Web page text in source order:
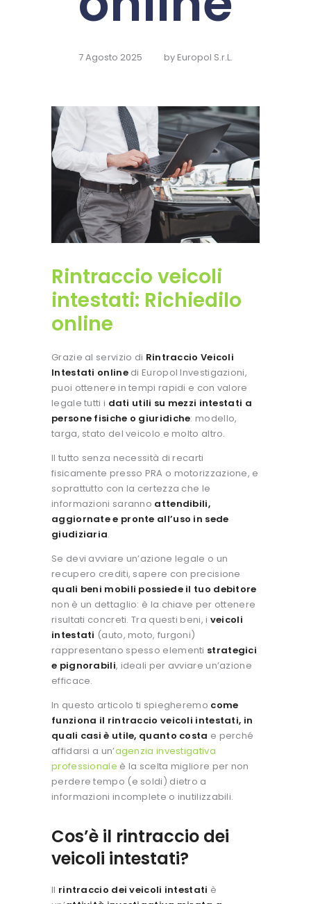
7 Agosto 2025 by Europol S.r.L.
Rintraccio veicoli
intestati: Richiedilo
online
Grazie al servizio di Rintraccio Veicoli
Intestati onlinedi Europol Investigazioni,
puoi ottenere in tempi rapidi e con valore
legale tutti i dati utili su mezzi intestati a
persone fisiche o giuridiche: modello,
targa, stato del veicolo e molto altro.
Il tutto senza necessità di recarti
fisicamente presso PRA o motorizzazione, e
soprattutto con la certezza che le
informazioni saranno attendibili,
aggiornate e pronte all’uso in sede
giudiziaria.
Se devi avviare un’azione legale o un
recupero crediti, sapere con precisione
quali beni mobili possiede il tuo debitore
non è un dettaglio: è la chiave per ottenere
risultati concreti.Tra questi beni, i veicoli
intestati (auto, moto, furgoni)
rappresentano spesso elementi strategici
e pignorabili, ideali per avviare un’azione
efficace.
In questo articolo ti spiegheremo come
funziona il rintraccio veicoli intestati, in
quali casi è utile, quanto costa e perché
affidarsi a un’agenzia investigativa
professionale è la scelta migliore per non
perdere tempo (e soldi) dietro a
informazioni incomplete o inutilizzabili.
Cos’è il rintraccio dei
veicoli intestati?
Il rintraccio dei veicoli intestati è